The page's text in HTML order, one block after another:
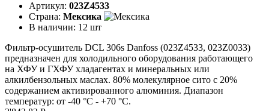
Артикул: 023Z4533
Страна: Мексика
В наличии: 12 шт
Фильтр-осушитель DCL 306s Danfoss (023Z4533, 023Z0033)
предназначен для холодильного оборудования работающего
на ХФУ и ГХФУ хладагентах и минеральных или
алкилбензольных маслах. 80% молекулярное сито с 20%
содержанием активированного алюминия. Диапазон
температур: от -40 °C - +70 °C.